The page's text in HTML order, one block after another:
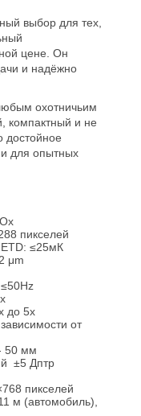
выбор для тех,
цене. Он
и надёжно
охотничьим
компактный и не
достойное
для опытных
пикселей
≤25мК
μm
до 5х
от
50 мм
±5 Дптр
пикселей
м (автомобиль),